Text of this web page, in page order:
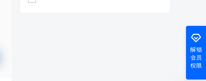
解锁
会员
权限